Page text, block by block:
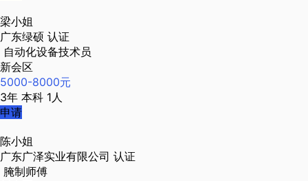
梁小姐
广东绿硕 认证
自动化设备技术员
新会区
5000-8000元
3年 本科 1人
申请
陈小姐
广东广泽实业有限公司 认证
腌制师傅